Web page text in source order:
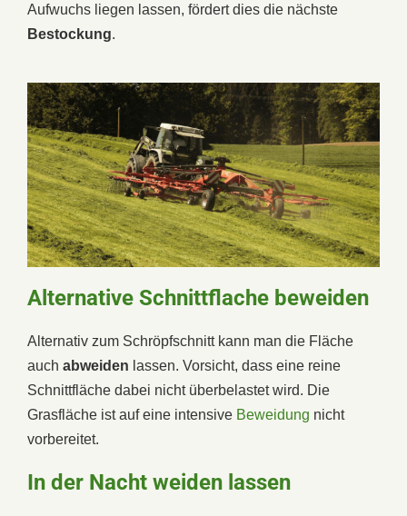
Aufwuchs liegen lassen, fördert dies die nächste
Bestockung.
Alternative Schnittflache beweiden
Alternativ zum Schröpfschnitt kann man die Fläche
auch abweiden lassen. Vorsicht, dass eine reine
Schnittfläche dabei nicht überbelastet wird. Die
Grasfläche ist auf eine intensive Beweidung nicht
vorbereitet.
In der Nacht weiden lassen